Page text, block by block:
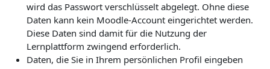
wird das Passwort verschlüsselt abgelegt. Ohne diese
Daten kann kein Moodle-Account eingerichtet werden.
Diese Daten sind damit für die Nutzung der
Lernplattform zwingend erforderlich.
Daten, die Sie in Ihrem persönlichen Profil eingeben